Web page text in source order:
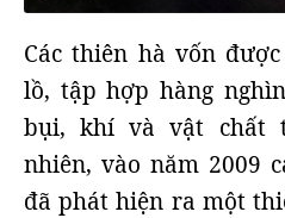
Các thiên hà vốn
lồ, tập hợp hàng
bụi, khí và vật chất
nhiên, vào năm 2009
đã phát hiện ra một